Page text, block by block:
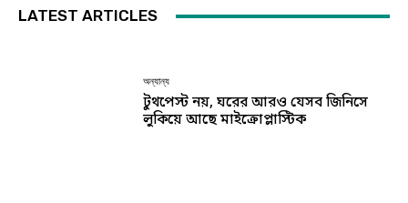
LATEST ARTICLES
অন্যান্য
টুথপেস্ট নয়, ঘরের আরও যেসব জিনিসে
লুকিয়ে আছে মাইক্রোপ্লাস্টিক